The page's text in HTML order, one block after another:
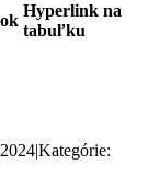
Hyperlink na
tabuľku
|Kategórie: